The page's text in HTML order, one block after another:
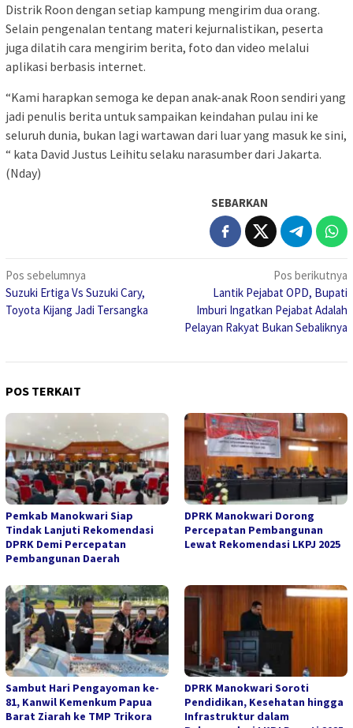
Distrik Roon dengan setiap kampung mengirim dua orang.
Selain pengenalan tentang materi kejurnalistikan, peserta
juga dilatih cara mengirim berita, foto dan video melalui
aplikasi berbasis internet.
“Kami harapkan semoga ke depan anak-anak Roon sendiri yang
jadi penulis berita untuk sampaikan keindahan pulau ini ke
seluruh dunia, bukan lagi wartawan dari luar yang masuk ke sini,
“ kata David Justus Leihitu selaku narasumber dari Jakarta.
(Nday)
SEBARKAN
Navigasi
pos
Pos sebelumnya
Suzuki Ertiga Vs Suzuki Cary,
Toyota Kijang Jadi Tersangka
Pos berikutnya
Lantik Pejabat OPD, Bupati
Imburi Ingatkan Pejabat Adalah
Pelayan Rakyat Bukan Sebaliknya
POS TERKAIT
Pemkab Manokwari Siap
Tindak Lanjuti Rekomendasi
DPRK Demi Percepatan
Pembangunan Daerah
DPRK Manokwari Dorong
Percepatan Pembangunan
Lewat Rekomendasi LKPJ 2025
Sambut Hari Pengayoman ke-
81, Kanwil Kemenkum Papua
Barat Ziarah ke TMP Trikora
DPRK Manokwari Soroti
Pendidikan, Kesehatan hingga
Infrastruktur dalam